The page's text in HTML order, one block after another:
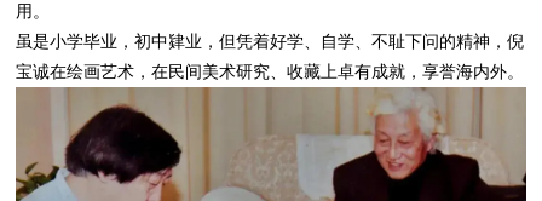
用。
虽是小学毕业，初中肄业，但凭着好学、自学、不耻下问的精神，倪
宝诚在绘画艺术，在民间美术研究、收藏上卓有成就，享誉海内外。